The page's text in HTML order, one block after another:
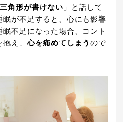
角形が書けない 」と話して
眠が不足すると、心にも影響
不足になった場合、コント
抱え、心を痛めてしまう ので